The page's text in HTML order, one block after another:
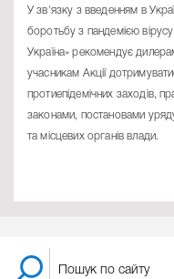
У зв'язку з введенням в
боротьбу з пандемією
Україна» рекомендує
учасникам Акції
протиепідемічних заходів,
законами, постановами
та місцевих органів влади.